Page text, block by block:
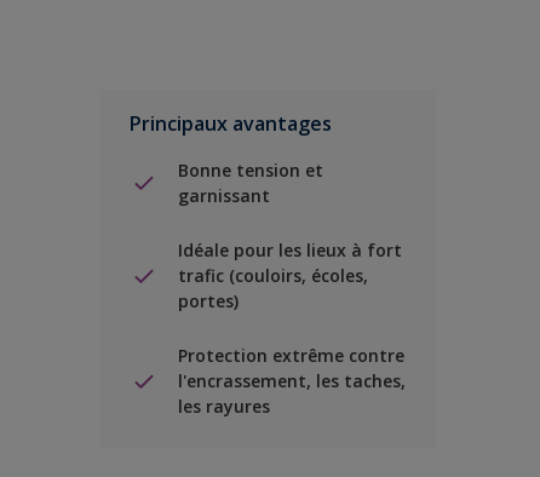
Principaux avantages
Bonne tension et
garnissant
Idéale pour les lieux à fort
trafic (couloirs, écoles,
portes)
Protection extrême contre
l'encrassement, les taches,
les rayures